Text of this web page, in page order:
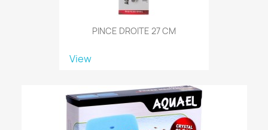
PINCE DROITE 27 CM
View